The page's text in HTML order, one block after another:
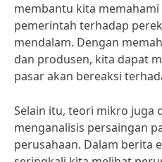
membantu kita
pemerintah terhadap
mendalam. Dengan
dan produsen, kita dapat
pasar akan bereaksi
Selain itu, teori mikro juga
menganalisis persaingan
perusahaan. Dalam berita